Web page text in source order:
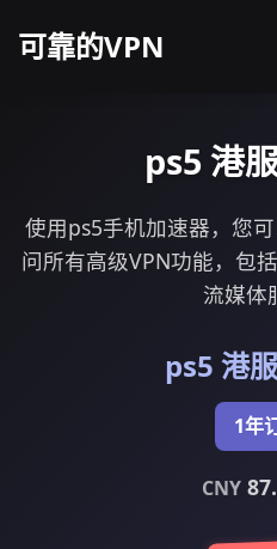
可靠的VPN
ps5 港
使用ps5手机加速器，您
问所有高级VPN功能，包
流媒体
ps5 港
1年
CNY